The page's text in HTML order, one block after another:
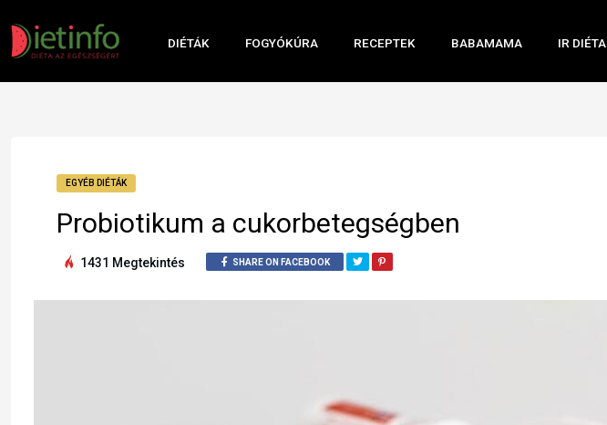
DIÉTÁK FOGYÓKÚRA RECEPTEK BABAMAMA IR DIÉTA
EGYÉB DIÉTÁK
Probiotikum a cukorbetegségben
1431 Megtekintés SHARE ON FACEBOOK